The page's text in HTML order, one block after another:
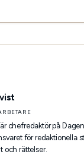
chefredaktör på
för redaktionella
och rättelser.